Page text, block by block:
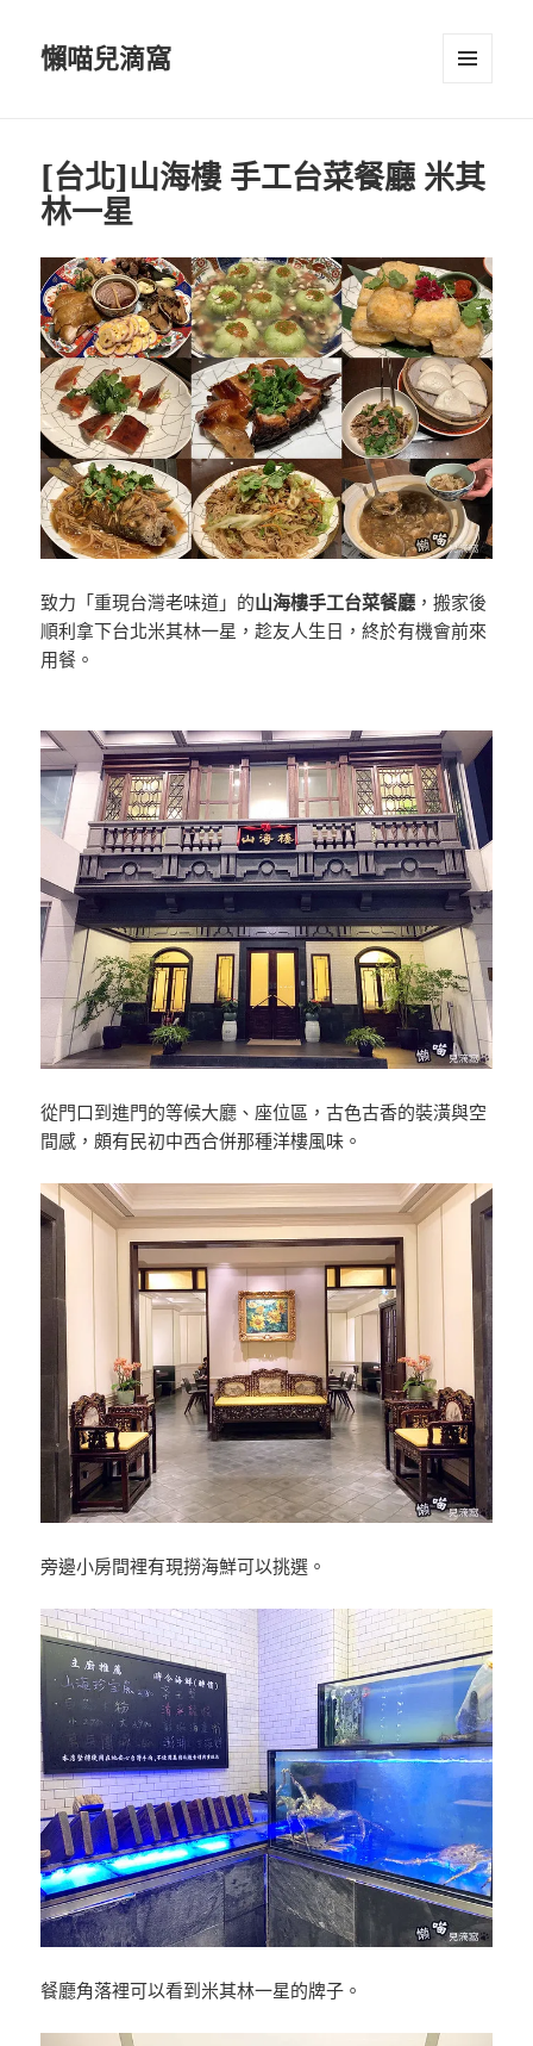
懶喵兒滴窩
[台北]山海樓 手工台菜餐廳 米其
林一星
致力「重現台灣老味道」的山海樓手工台菜餐廳 ，搬家後
順利拿下台北米其林一星，趁友人生日，終於有機會前來
用餐。
從門口到進門的等候大廳、座位區，古色古香的裝潢與空
間感，頗有民初中西合併那種洋樓風味。
旁邊小房間裡有現撈海鮮可以挑選。
餐廳角落裡可以看到米其林一星的牌子。